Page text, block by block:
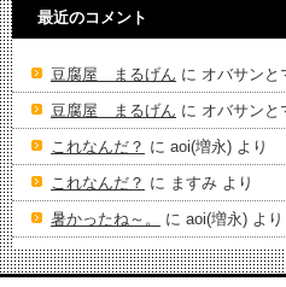
最近のコメント
豆腐屋 まるげん に オバサンと
豆腐屋 まるげん に オバサンと
これなんだ？ に aoi(増永) より
これなんだ？ に ますみ より
暑かったね～。
に aoi(増永) より